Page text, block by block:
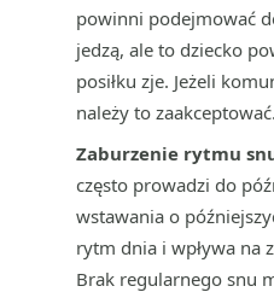
powinni podejmować
jedzą, ale to dziecko
posiłku zje. Jeżeli
należy to zaakceptować.
Zaburzenie rytmu
często prowadzi do
wstawania o
rytm dnia i wpływa na
Brak regularnego snu